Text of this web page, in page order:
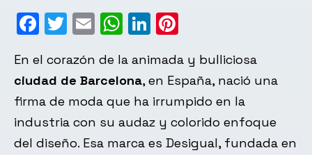
Facebook
Twitter
EmailWhatsApp
LinkedIn
En el corazón de la animada y bulliciosa
ciudad de Barcelona, en España, nació una
firma de moda que ha irrumpido en la
industria con su audaz y colorido enfoque
del diseño. Esa marca es Desigual, fundada en